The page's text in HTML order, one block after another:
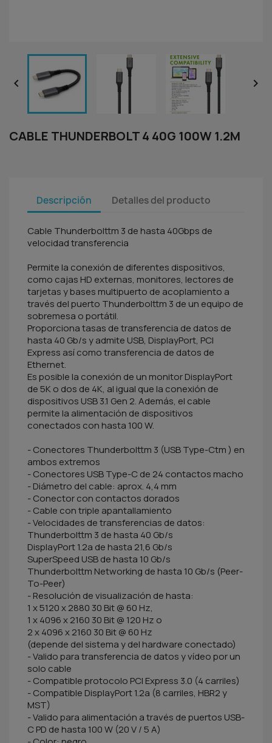
 
CABLE THUNDERBOLT 4 40G 100W 1.2M
Descripción Detalles del producto
Cable Thunderbolttm 3 de hasta 40Gbps de
velocidad transferencia
Permite la conexión de diferentes dispositivos,
como cajas HD externas, monitores, lectores de
tarjetas y bases multipuerto de acoplamiento a
través del puerto Thunderbolttm 3 de un equipo de
sobremesa o portátil.
Proporciona tasas de transferencia de datos de
hasta 40 Gb/s y admite USB, DisplayPort, PCI
Express así como transferencia de datos de
Ethernet.
Es posible la conexión de un monitor DisplayPort
de 5K o dos de 4K, al igual que la conexión de
dispositivos USB 3.1 Gen 2. Además, el cable
permite la alimentación de dispositivos
conectados con hasta 100 W.
- Conectores Thunderbolttm 3 (USB Type-Ctm ) en
ambos extremos
- Conectores USB Type-C de 24 contactos macho
- Diámetro del cable: aprox. 4,4 mm
- Conector con contactos dorados
- Cable con triple apantallamiento
- Velocidades de transferencias de datos:
Thunderbolttm 3 de hasta 40 Gb/s
DisplayPort 1.2a de hasta 21,6 Gb/s
SuperSpeed USB de hasta 10 Gb/s
Thunderbolttm Networking de hasta 10 Gb/s (Peer-
To-Peer)
- Resolución de visualización de hasta:
1 x 5120 x 2880 30 Bit @ 60 Hz,
1 x 4096 x 2160 30 Bit @ 120 Hz o
2 x 4096 x 2160 30 Bit @ 60 Hz
(depende del sistema y del hardware conectado)
- Valido para transferencia de datos y vídeo por un
solo cable
- Compatible protocolo PCI Express 3.0 (4 carriles)
- Compatible DisplayPort 1.2a (8 carriles, HBR2 y
MST)
- Valido para alimentación a través de puertos USB-
C PD de hasta 100 W (20 V / 5 A)